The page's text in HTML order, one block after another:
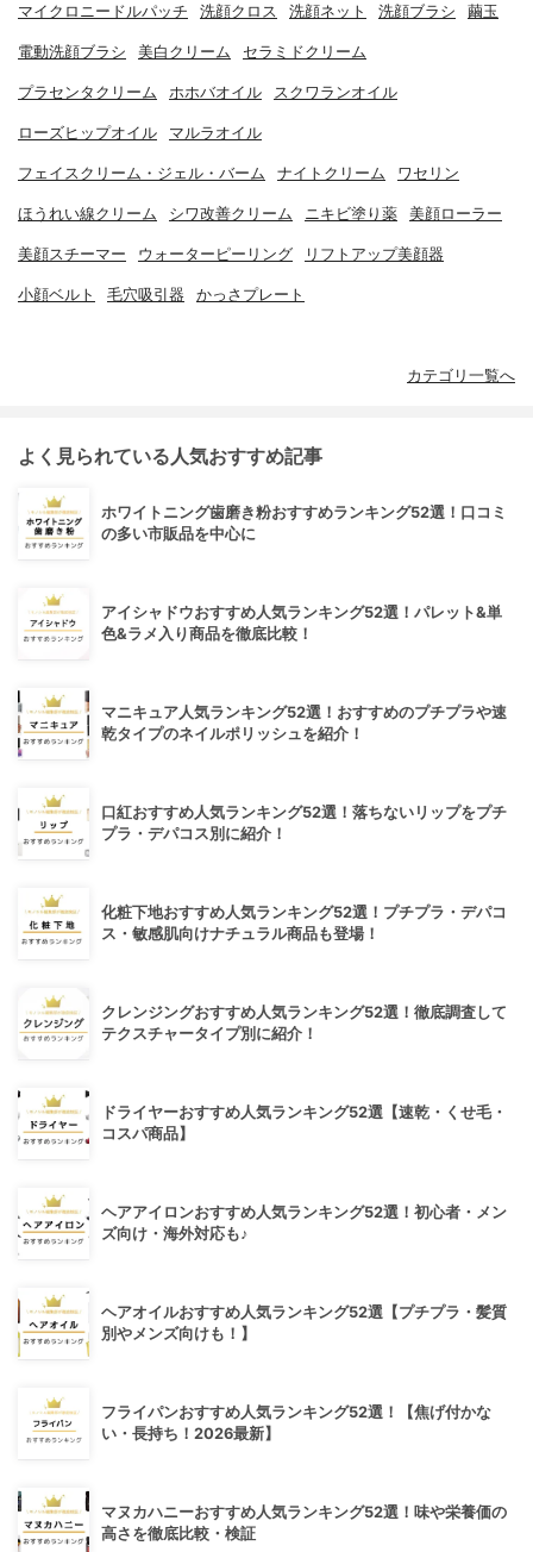
マイクロニードルパッチ 洗顔クロス 洗顔ネット 洗顔ブラシ 繭玉
電動洗顔ブラシ 美白クリーム セラミドクリーム
プラセンタクリーム ホホバオイル スクワランオイル
ローズヒップオイル マルラオイル
フェイスクリーム・ジェル・バーム ナイトクリーム ワセリン
ほうれい線クリーム シワ改善クリーム ニキビ塗り薬 美顔ローラー
美顔スチーマー ウォーターピーリング リフトアップ美顔器
小顔ベルト 毛穴吸引器 かっさプレート
カテゴリ一覧へ
よく見られている人気おすすめ記事
ホワイトニング歯磨き粉おすすめランキング52選！口コミ
の多い市販品を中心に
アイシャドウおすすめ人気ランキング52選！パレット&単
色&ラメ入り商品を徹底比較！
マニキュア人気ランキング52選！おすすめのプチプラや速
乾タイプのネイルポリッシュを紹介！
口紅おすすめ人気ランキング52選！落ちないリップをプチ
プラ・デパコス別に紹介！
化粧下地おすすめ人気ランキング52選！プチプラ・デパコ
ス・敏感肌向けナチュラル商品も登場！
クレンジングおすすめ人気ランキング52選！徹底調査して
テクスチャータイプ別に紹介！
ドライヤーおすすめ人気ランキング52選【速乾・くせ毛・
コスパ商品】
ヘアアイロンおすすめ人気ランキング52選！初心者・メン
ズ向け・海外対応も♪
ヘアオイルおすすめ人気ランキング52選【プチプラ・髪質
別やメンズ向けも！】
フライパンおすすめ人気ランキング52選！【焦げ付かな
い・長持ち！2026最新】
マヌカハニーおすすめ人気ランキング52選！味や栄養価の
高さを徹底比較・検証